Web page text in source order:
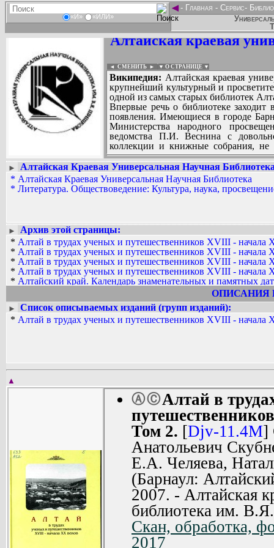
«И» «ИЛИ»
◄- Главная - Сервис-
Алтайская краевая
◄ СМЕНИТЬ ► ▼ О СТРАНИЦЕ ▼
Википедия: Алтайская краевая
крупнейший культурный и
одной из самых старых библиотек
Впервые речь о библиотеке
появления. Имеющиеся в городе
Министерства народного
ведомства П.И. Веснина с
коллекции и книжные собрания, не
чтение всего населения города, что
публичной библиотеки,
выписывать литературу
небольшую плату.
За более чем 100 лет
Вадим Ершов...
Игорь Беспалов...
►
Алтайская Краевая Универсальная Научная
* Алтайская Краевая Универсальная Научная Библиотека
* Литература. Обществоведение: Культура, наука,
►
Архив этой страницы:
* Алтай в трудах ученых и путешественников XVIII - начала
* Алтай в трудах ученых и путешественников XVIII - начала
* Алтай в трудах ученых и путешественников XVIII - начала
* Алтай в трудах ученых и путешественников XVIII - начала
* Алтайский край. Календарь знаменательных и памятных
Altay_v_trudah_uchenyh_i_puteshestvennikov_XVIII_-ОПИСАНИЯ
►
Список описываемых изданий (групп изданий):
* Алтай в трудах ученых и путешественников XVIII - начала
▲
ⒶⒸАлтай в
Том 2. [Djv-11.4M]
Анатольевич
Е.А. Челяева,
(Барнаул:
2007. - Алтайская
библиотека им.
Скан, обработка,
2017